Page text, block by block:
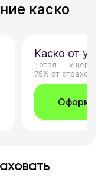
каско
Каско от
Тотал — ущерб,
75% от